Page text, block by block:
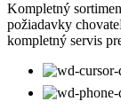
Kompletný
požiadavky
kompletný servis